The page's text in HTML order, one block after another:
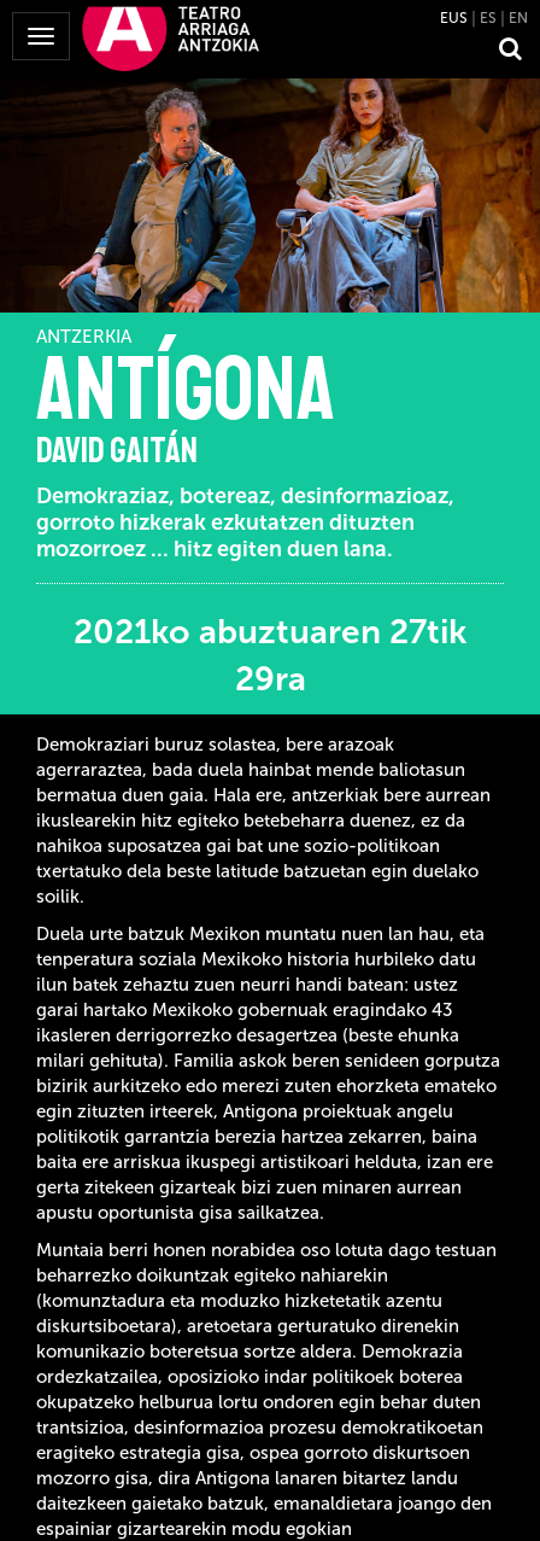
Menua
erakutsi
EUS ES EN
ANTZERKIA
ANTÍGONA
DAVID GAITÁN
Demokraziaz, botereaz, desinformazioaz,
gorroto hizkerak ezkutatzen dituzten
mozorroez ... hitz egiten duen lana.
2021ko abuztuaren 27tik
29ra
Demokraziari buruz solastea, bere arazoak
agerraraztea, bada duela hainbat mende baliotasun
bermatua duen gaia. Hala ere, antzerkiak bere aurrean
ikuslearekin hitz egiteko betebeharra duenez, ez da
nahikoa suposatzea gai bat une sozio-politikoan
txertatuko dela beste latitude batzuetan egin duelako
soilik.
Duela urte batzuk Mexikon muntatu nuen lan hau, eta
tenperatura soziala Mexikoko historia hurbileko datu
ilun batek zehaztu zuen neurri handi batean: ustez
garai hartako Mexikoko gobernuak eragindako 43
ikasleren derrigorrezko desagertzea (beste ehunka
milari gehituta). Familia askok beren senideen gorputza
bizirik aurkitzeko edo merezi zuten ehorzketa emateko
egin zituzten irteerek, Antigona proiektuak angelu
politikotik garrantzia berezia hartzea zekarren, baina
baita ere arriskua ikuspegi artistikoari helduta, izan ere
gerta zitekeen gizarteak bizi zuen minaren aurrean
apustu oportunista gisa sailkatzea.
Muntaia berri honen norabidea oso lotuta dago testuan
beharrezko doikuntzak egiteko nahiarekin
(komunztadura eta moduzko hizketetatik azentu
diskurtsiboetara), aretoetara gerturatuko direnekin
komunikazio boteretsua sortze aldera. Demokrazia
ordezkatzailea, oposizioko indar politikoek boterea
okupatzeko helburua lortu ondoren egin behar duten
trantsizioa, desinformazioa prozesu demokratikoetan
eragiteko estrategia gisa, ospea gorroto diskurtsoen
mozorro gisa, dira Antigona lanaren bitartez landu
daitezkeen gaietako batzuk, emanaldietara joango den
espainiar gizartearekin modu egokian